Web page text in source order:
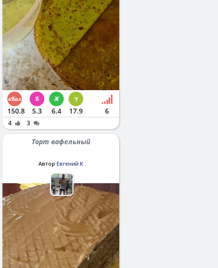
150.8 5.3 6.4 17.9 6
4 3
Торт вафельный
Автор Евгений К